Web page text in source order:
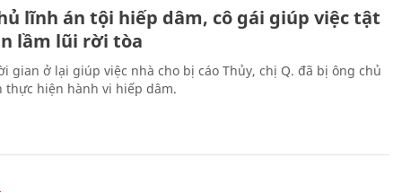
lĩnh án tội hiếp dâm, cô gái giúp việc tật
lầm lũi rời tòa
gian ở lại giúp việc nhà cho bị cáo Thủy, chị Q. đã bị ông chủ
thực hiện hành vi hiếp dâm.